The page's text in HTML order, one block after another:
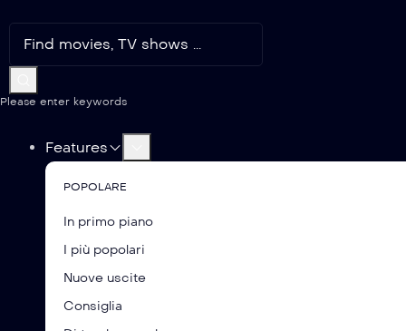
Please enter keywords
Features
POPOLARE
In primo piano
I più popolari
Nuove uscite
Consiglia